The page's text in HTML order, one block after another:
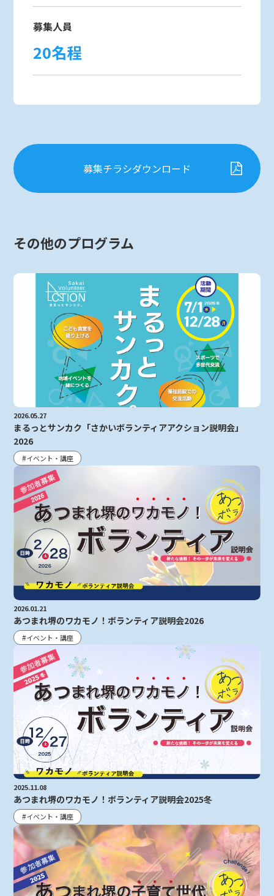
募集人員
20名程
募集チラシダウンロード
その他のプログラム
2026.05.27
まるっとサンカク「さかいボランティアアクション説明会」
2026
イベント・講座
2026.01.21
あつまれ堺のワカモノ！ボランティア説明会2026
イベント・講座
2025.11.08
あつまれ堺のワカモノ！ボランティア説明会2025冬
イベント・講座